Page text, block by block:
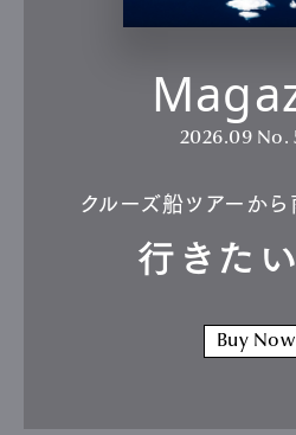
2026.09 No.
クルーズ船ツアーか
行きた
Buy Now